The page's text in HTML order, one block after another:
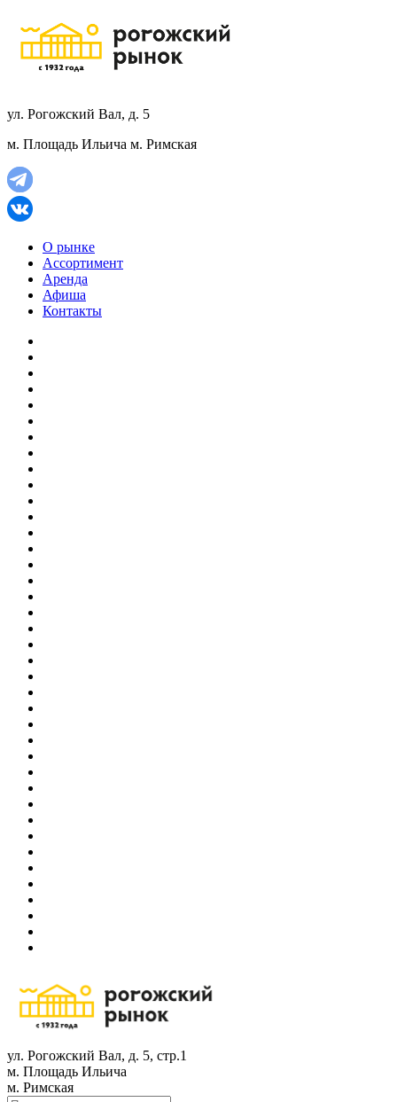
ул. Рогожский Вал, д. 5
м. Площадь Ильича м. Римская
О рынке
Ассортимент
Аренда
Афиша
Контакты
ул. Рогожский Вал, д. 5, стр.1
м. Площадь Ильича
м. Римская